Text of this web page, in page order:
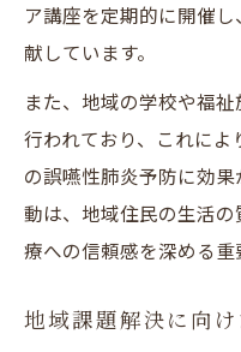
ア講座を定期的に開催
献しています。
また、地域の学校や福
行われており、これに
の誤嚥性肺炎予防に効
動は、地域住民の生活
療への信頼感を深める重
地域課題解決に向